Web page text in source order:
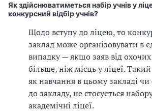
Як здійснюватиметься набір учнів у
конкурсний відбір учнів?
Щодо вступу до ліцею, то
заклад може організовувати в
випадку — якщо заяв від
більше, ніж місць у ліцеї.
як навчання в цьому закладі чи
до закладу, не стосується
академічні ліцеї.